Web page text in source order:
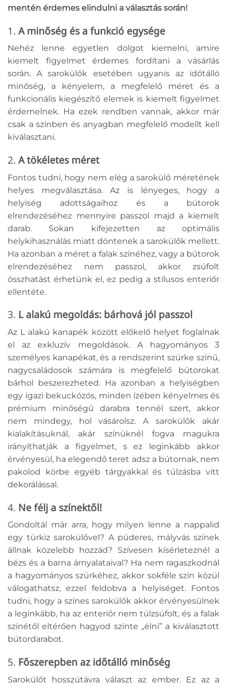
mentén érdemes elindulni a választás során!
1. A minőség és a funkció egysége
Nehéz lenne egyetlen dolgot kiemelni, amire
kiemelt figyelmet érdemes fordítani a vásárlás
során. A sarokülők esetében ugyanis az időtálló
minőség, a kényelem, a megfelelő méret és a
funkcionális kiegészítő elemek is kiemelt figyelmet
érdemelnek. Ha ezek rendben vannak, akkor már
csak a színben és anyagban megfelelő modellt kell
kiválasztani.
2. A tökéletes méret
Fontos tudni, hogy nem elég a sarokülő méretének
helyes megválasztása. Az is lényeges, hogy a
helyiség adottságaihoz és a bútorok
elrendezéséhez mennyire passzol majd a kiemelt
darab. Sokan kifejezetten az optimális
helykihasználás miatt döntenek a sarokülők mellett.
Ha azonban a méret a falak színéhez, vagy a bútorok
elrendezéséhez nem passzol, akkor zsúfolt
összhatást érhetünk el, ez pedig a stílusos enteriőr
ellentéte.
3. L alakú megoldás: bárhová jól passzol
Az L alakú kanapék között előkelő helyet foglalnak
el az exkluzív megoldások. A hagyományos 3
személyes kanapékat, és a rendszerint szürke színű,
nagycsaládosok számára is megfelelő bútorokat
bárhol beszerezheted. Ha azonban a helyiségben
egy igazi bekuckózós, minden ízében kényelmes és
prémium minőségű darabra tennél szert, akkor
nem mindegy, hol vásárolsz. A sarokülők akár
kialakításuknál, akár színüknél fogva magukra
irányíthatják a figyelmet, s ez leginkább akkor
érvényesül, ha elegendő teret adsz a bútornak, nem
pakolod körbe egyéb tárgyakkal és túlzásba vitt
dekorálással.
4. Ne félj a színektől!
Gondoltál már arra, hogy milyen lenne a nappalid
egy türkiz sarokülővel? A púderes, mályvás színek
állnak közelebb hozzád? Szívesen kísérleteznél a
bézs és a barna árnyalataival? Ha nem ragaszkodnál
a hagyományos szürkéhez, akkor sokféle szín közül
válogathatsz, ezzel feldobva a helyiséget. Fontos
tudni, hogy a színes sarokülők akkor érvényesülnek
a leginkább, ha az enteriőr nem túlzsúfolt, és a falak
színétől eltérően hagyod szinte „élni” a kiválasztott
bútordarabot.
5. Főszerepben az időtálló minőség
Sarokülőt hosszútávra választ az ember. Ez az a